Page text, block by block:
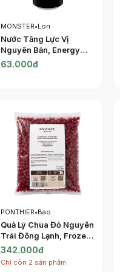
MONSTER•Lon
Nước Tăng Lực Vị
Nguyên Bản, Energy
Drink, Original (500ml)
63.000đ
PONTHIER•Bao
Quả Lý Chua Đỏ Nguyên
Trái Đông Lạnh, Frozen
Redcurrants IQF, 2.2
lbs (1kg) - PONTHIER
342.000đ
Chỉ còn 2 sản phẩm